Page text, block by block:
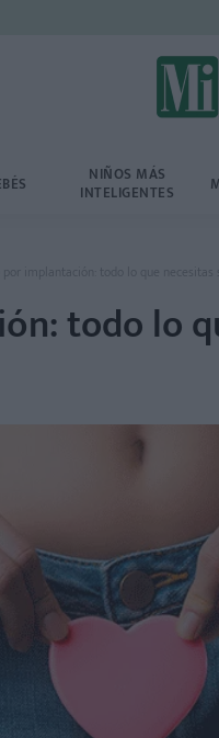
NIÑOS MÁS
INTELIGENTES
por implantación: todo lo que necesitas
todo lo